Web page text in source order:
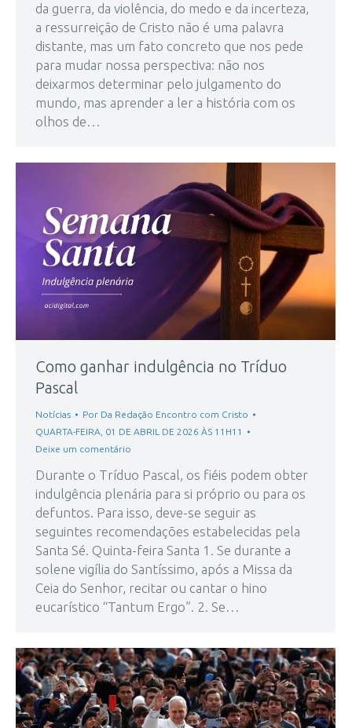
da guerra, da violência, do medo e da incerteza,
a ressurreição de Cristo não é uma palavra
distante, mas um fato concreto que nos pede
para mudar nossa perspectiva: não nos
deixarmos determinar pelo julgamento do
mundo, mas aprender a ler a história com os
olhos de…
Como ganhar indulgência no Tríduo
Pascal
Notícias Por Da Redação Encontro com Cristo
QUARTA-FEIRA, 01 DE ABRIL DE 2026 ÀS 11H11
Deixe um comentário
Durante o Tríduo Pascal, os fiéis podem obter
indulgência plenária para si próprio ou para os
defuntos. Para isso, deve-se seguir as
seguintes recomendações estabelecidas pela
Santa Sé. Quinta-feira Santa 1. Se durante a
solene vigília do Santíssimo, após a Missa da
Ceia do Senhor, recitar ou cantar o hino
eucarístico “Tantum Ergo”. 2. Se…